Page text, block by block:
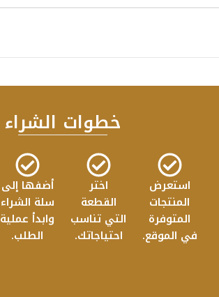
خطوات الشراء
استعرض
المنتجات
المتوفرة
في الموقع.
اختر
القطعة
التي تناسب
احتياجاتك.
أضفها إلى
سلة الشراء
وابدأ عملية
الطلب.